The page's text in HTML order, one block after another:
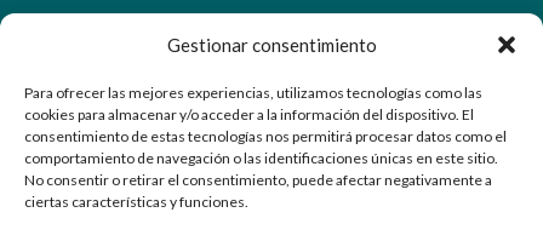
Gestionar consentimiento
Para ofrecer las mejores experiencias, utilizamos tecnologías como las
cookies para almacenar y/o acceder a la información del dispositivo. El
consentimiento de estas tecnologías nos permitirá procesar datos como el
comportamiento de navegación o las identificaciones únicas en este sitio.
No consentir o retirar el consentimiento, puede afectar negativamente a
ciertas características y funciones.
Contacto
91 798 71 15
info@ellabrador.es